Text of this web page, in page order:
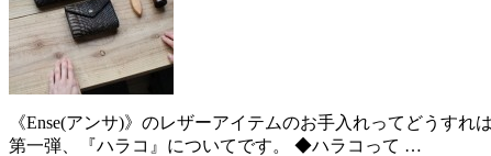
《Ense(アンサ)》のレザーアイテムのお手入れってどうす
第一弾、『ハラコ』についてです。 ◆ハラコって …